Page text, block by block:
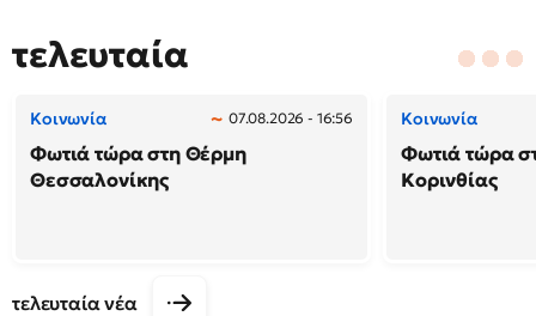
τελευταία
Κοινωνία 07.08.2026 - 16:56
Φωτιά τώρα στη Θέρμη
Θεσσαλονίκης
Κοινωνία
Φωτιά τώρα
Κορινθίας
τελευταία νέα